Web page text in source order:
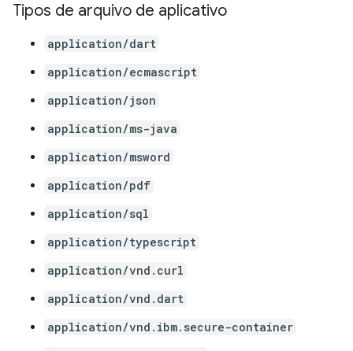
Tipos de arquivo de aplicativo
application/dart
application/ecmascript
application/json
application/ms-java
application/msword
application/pdf
application/sql
application/typescript
application/vnd.curl
application/vnd.dart
application/vnd.ibm.secure-container